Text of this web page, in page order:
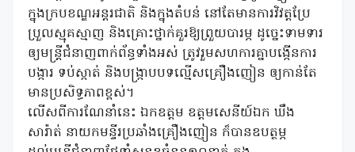
ក្នុងក្របខណ្ឌអន្តរជាតិ និងក្នុងតំបន់ នៅតែមានការវិវត្តប្រែ
ប្រួលស្មុគស្មាញ និងគ្រោះថ្នាក់គួរឱ្យព្រួយបារម្ភ ដូច្នេះទាមទារ
ឲ្យមន្រ្តីជំនាញពាក់ព័ន្ធទាំងអស់ ត្រូវរួមសហការគ្នាបង្កើនការ
បង្ការ ទប់ស្កាត់ និងបង្រ្កាបបទល្មើសគ្រឿងញៀន ឲ្យកាន់តែ
មានប្រសិទ្ធភាពខ្ពស់។
លើសពីការណែនាំនេះ ឯកឧត្តម ឧត្តមសេនីយ៍ឯក ឃឹង
សារ៉ាត់ នាយកមន្ទីរប្រឆាំងគ្រឿងញៀន ក៏បានឧបត្ថម្ភ